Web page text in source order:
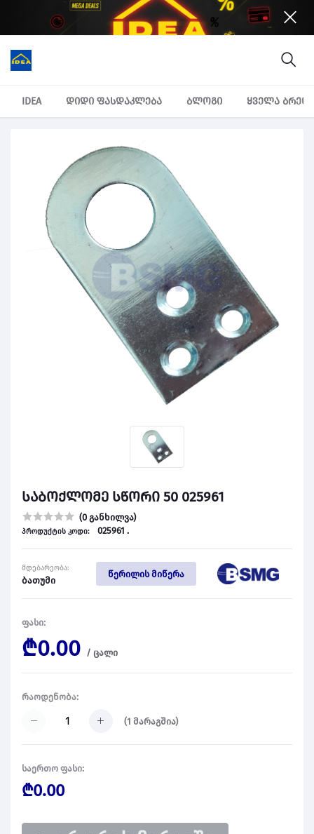
IDEA დიდი ფასდაკლება ბლოგი ყველა
საბოქლომე სწორი 50 025961
(0 განხილვა)
პროდუქტის კოდი: 025961 .
მდებარეობა:
ბათუმი
წერილის მიწერა
ფასი:
₾0.00 / ცალი
რაოდენობა:
(1 მარაგშია)
საერთო ფასი:
₾0.00